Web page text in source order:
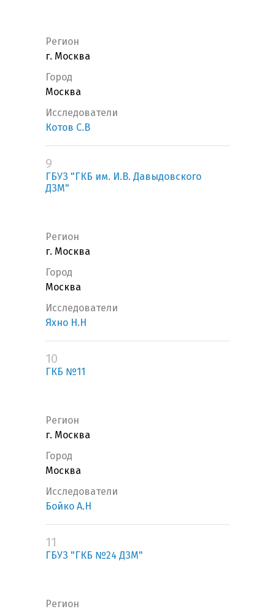
Регион
г. Москва
Город
Москва
Исследователи
Котов С.В
9
ГБУЗ "ГКБ им. И.В. Давыдовского
ДЗМ"
Регион
г. Москва
Город
Москва
Исследователи
Яхно Н.Н
10
ГКБ №11
Регион
г. Москва
Город
Москва
Исследователи
Бойко А.Н
11
ГБУЗ "ГКБ №24 ДЗМ"
Регион